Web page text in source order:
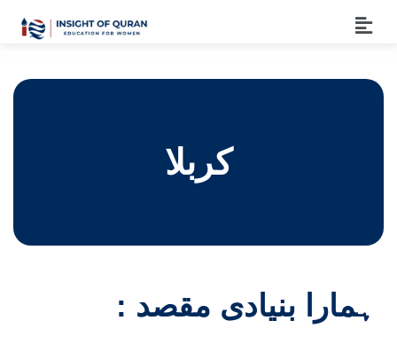
کربلا
: ہمارا بنیادی مقصد